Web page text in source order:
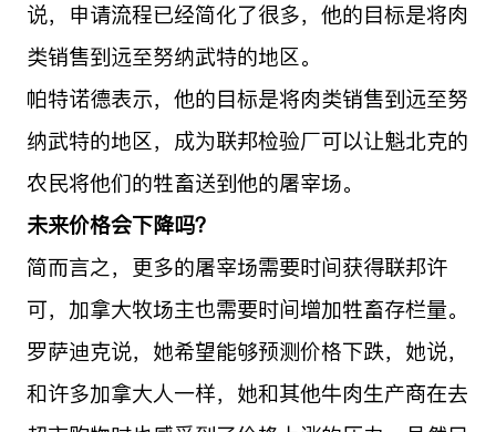
说，申请流程已经简化了很多，他的目标是将肉
类销售到远至努纳武特的地区。
帕特诺德表示，他的目标是将肉类销售到远至努
纳武特的地区，成为联邦检验厂可以让魁北克的
农民将他们的牲畜送到他的屠宰场。
未来价格会下降吗？
简而言之，更多的屠宰场需要时间获得联邦许
可，加拿大牧场主也需要时间增加牲畜存栏量。
罗萨迪克说，她希望能够预测价格下跌，她说，
和许多加拿大人一样，她和其他牛肉生产商在去